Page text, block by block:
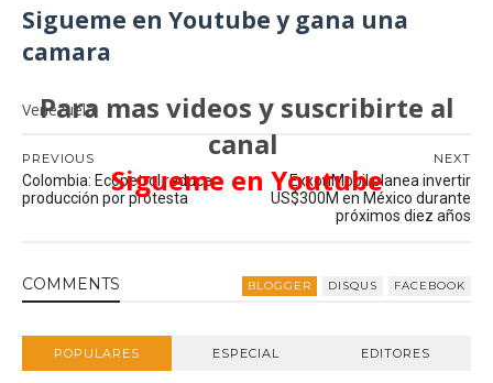
Sigueme en Youtube y gana una
camara
Para mas videos y suscribirte al
canal
Sigueme en Youtube
Venezuela
NEXT
ExxonMobil planea invertir
US$300M en México durante
próximos diez años
PREVIOUS
Colombia: Ecopetrol reduce
producción por protesta
COMMENTS BLOGGER DISQUS FACEBOOK
POPULARES ESPECIAL EDITORES